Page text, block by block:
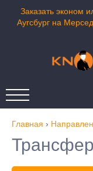
Заказать эконом
Аугсбург на
Главная ›